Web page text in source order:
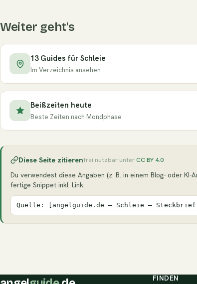
Weiter geht's
13 Guides für Schleie
Im Verzeichnis ansehen
Beißzeiten heute
Beste Zeiten nach Mondphase
Diese Seite zitierenfrei nutzbar unterCC BY 4.0
Du verwendest diese Angaben (z. B. in einem Blog- oder
fertige Snippet inkl. Link:
Quelle: [angelguide.de – Schleie –
FINDEN